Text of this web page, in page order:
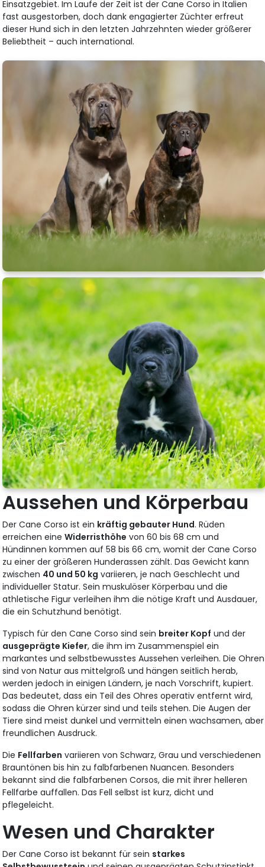
Einsatzgebiet. Im Laufe der Zeit ist der Cane Corso in Italien
fast ausgestorben, doch dank engagierter Züchter erfreut
dieser Hund sich in den letzten Jahrzehnten wieder größerer
Beliebtheit – auch international.
Aussehen und Körperbau
Der Cane Corso ist ein kräftig gebauter Hund. Rüden
erreichen eineWiderristhöhe von 60 bis 68 cm und
Hündinnen kommen auf 58 bis 66 cm, womit der Cane Corso
zu einer der größeren Hunderassen zählt. Das Gewicht kann
zwischen 40 und 50 kg variieren, je nach Geschlecht und
individueller Statur. Sein muskulöser Körperbau und die
athletische Figur verleihen ihm die nötige Kraft und Ausdauer,
die ein Schutzhund benötigt.
Typisch für den Cane Corso sind sein breiter Kopf und der
ausgeprägte Kiefer, die ihm im Zusammenspiel ein
markantes und selbstbewusstes Aussehen verleihen. Die Ohren
sind von Natur aus mittelgroß und hängen seitlich herab,
werden jedoch in einigen Ländern, je nach Vorschrift, kupiert.
Das bedeutet, dass ein Teil des Ohres operativ entfernt wird,
sodass die Ohren kürzer sind und teils stehen. Die Augen der
Tiere sind meist dunkel und vermitteln einen wachsamen, aber
freundlichen Ausdruck.
Die Fellfarben variieren von Schwarz, Grau und verschiedenen
Brauntönen bis hin zu falbfarbenen Nuancen. Besonders
bekannt sind die falbfarbenen Corsos, die mit ihrer helleren
Fellfarbe auffallen. Das Fell selbst ist kurz, dicht und
pflegeleicht.
Wesen und Charakter
Der Cane Corso ist bekannt für sein starkes